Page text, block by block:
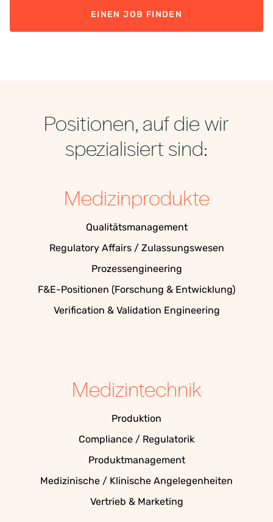
EINEN JOB FINDEN
Positionen, auf die wir
spezialisiert sind:
Medizinprodukte
Qualitätsmanagement
Regulatory Affairs / Zulassungswesen
Prozessengineering
F&E-Positionen (Forschung & Entwicklung)
Verification & Validation Engineering
Medizintechnik
Produktion
Compliance / Regulatorik
Produktmanagement
Medizinische / Klinische Angelegenheiten
Vertrieb & Marketing